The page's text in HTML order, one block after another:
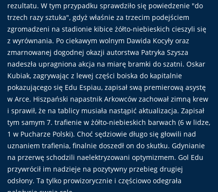
rezultatu. W tym przypadku sprawdziło się powiedzenie "do
trzech razy sztuka", gdyż właśnie za trzecim podejściem
zgromadzeni na stadionie kibice żółto-niebieskich cieszyli się
z wyrównania. Po ciekawym wolnym Dawida Kocyły oraz
zmarnowanej dogodnej okazji autorstwa Patryka Szysza
nadeszła upragniona akcja na miarę bramki do szatni. Oskar
Kubiak, zagrywając z lewej części boiska do kapitalnie
pokazującego się Edu Espiau, zapisał swą premierową asystę
w Arce. Hiszpański napastnik Arkowców zachował zimną krew
i sprawił, że na tablicy musiała nastąpić aktualizacja. Zapisał
tym samym 7. trafienie w żółto-niebieskich barwach (6 w lidze,
1 w Pucharze Polski). Choć sędziowie długo się głowili nad
uznaniem trafienia, finalnie doszedł on do skutku. Gdynianie
na przerwę schodzili naelektryzowani optymizmem. Gol Edu
przywrócił im nadzieje na pozytywny przebieg drugiej
odsłony. Ta tylko prowizorycznie i częściowo odegrała